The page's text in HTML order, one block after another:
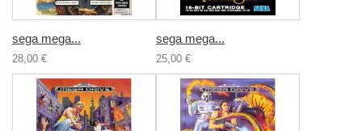
sega mega...
28,00 €
sega mega...
25,00 €